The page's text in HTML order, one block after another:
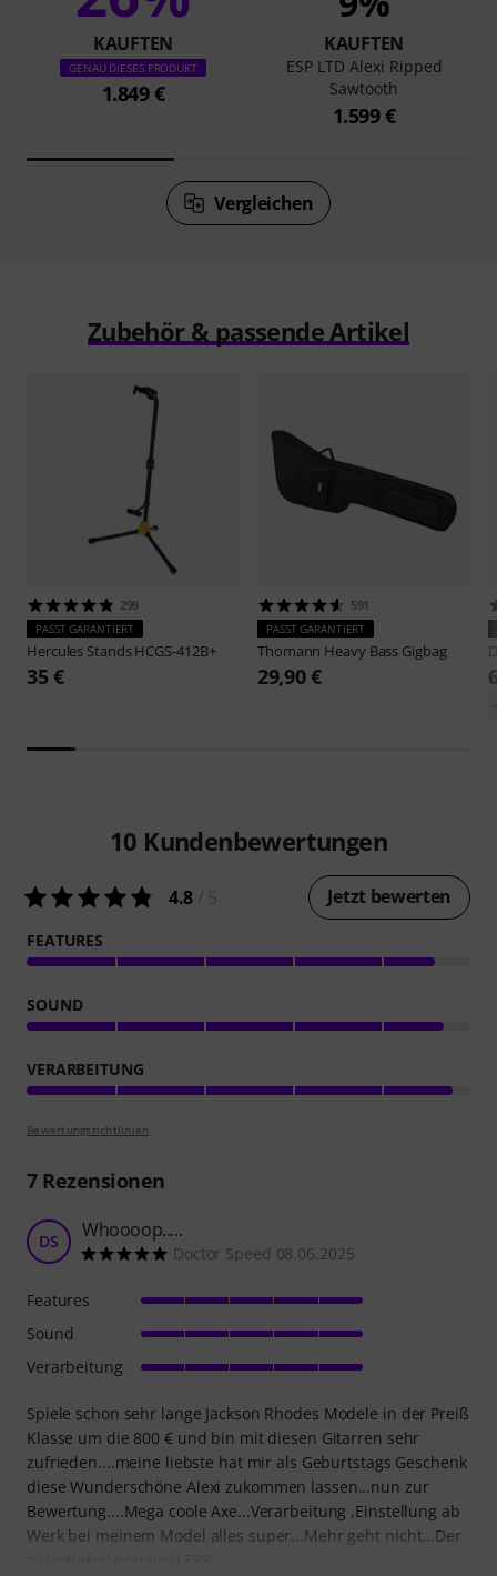
KAUFTEN
GENAU DIESES PRODUKT
1.849 €
KAUFTEN
ESP LTD Alexi Ripped
Sawtooth
1.599 €
Vergleichen
Zubehör & passende Artikel
299
PASST GARANTIERT
Hercules StandsHCGS-412B+
35 €
591
PASST GARANTIERT
Thomann Heavy Bass Gigbag
29,90 €
10 Kundenbewertungen
4.8 Jetzt bewerten
FEATURES
SOUND
VERARBEITUNG
Bewertungsrichtlinien
7Rezensionen
DS Whoooop.....
Doctor Speed 08.06.2025
Spiele schon sehr lange Jackson Rhodes Modele in der Preiß
Klasse um die 800 € und bin mit diesen Gitarren sehr
zufrieden....meine liebste hat mir als Geburtstags Geschenk
diese Wunderschöne Alexi zukommen lassen...nun zur
Bewertung....Mega coole Axe...Verarbeitung ,Einstellung ab
Werk bei meinem Model alles super...Mehr geht nicht...Der
Features
Sound
Verarbeitung